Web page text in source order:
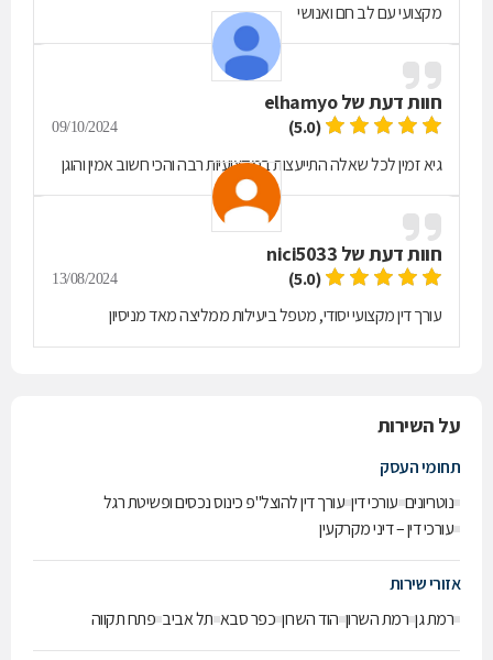
מקצועי עם לב חם ואנושי
חוות דעת שלelhamyo
(5.0)
09/10/2024
גיא זמין לכל שאלה התייעצות במקצועיות רבה והכי חשוב אמין והוגן
חוות דעת של nici5033
(5.0)
13/08/2024
עורך דין מקצועי יסודי, מטפל ביעילות ממליצה מאד מניסיון
על השירות
תחומי העסק
נוטריונים עורכי דין עורך דין להוצל"פ כינוס נכסים ופשיטת רגל
עורכי דין – דיני מקרקעין
אזורי שירות
רמת גן רמת השרון הוד השרון כפר סבא תל אביב פתח תקווה